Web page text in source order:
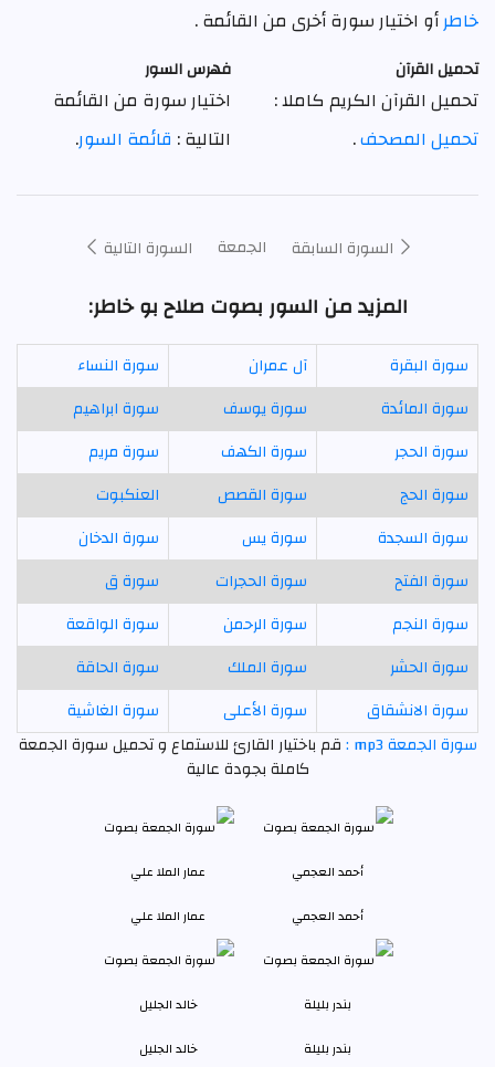
خاطرأو اختيار سورة أخرى من القائمة .
تحميل القرآن
تحميل القرآن الكريم كاملا :
تحميل المصحف.
فهرس السور
اختيار سورة من القائمة
التالية : قائمة السور.
السورة السابقة الجمعة السورة التالية
المزيد من السور بصوت صلاح بو خاطر:
سورة البقرة آل عمران
سورة النساء
سورة المائدة
سورة يوسف
سورة ابراهيم
سورة الحجر
سورة الكهف
سورة مريم
سورة الحج
سورة القصص
العنكبوت
سورة السجدة
سورة يس
سورة الدخان
سورة الفتح
سورة الحجرات
سورة ق
سورة النجم
سورة الرحمن
سورة الواقعة
سورة الحشر
سورة الملك
سورة الحاقة
سورة الانشقاق
سورة الأعلى
سورة الغاشية
سورة الجمعة mp3 :
قم باختيار القارئ للاستماع و تحميل سورة الجمعة
كاملة بجودة عالية
أحمد العجمي عمار الملا علي
بندر بليلة خالد الجليل